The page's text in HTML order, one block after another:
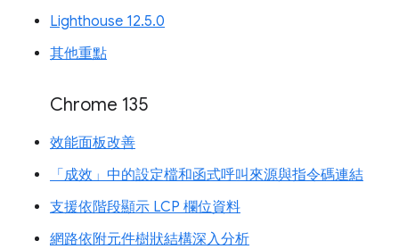
Lighthouse 12.5.0
其他重點
Chrome 135
效能面板改善
「成效」中的設定檔和函式呼叫來源與指令碼連結
支援依階段顯示 LCP 欄位資料
網路依附元件樹狀結構深入分析